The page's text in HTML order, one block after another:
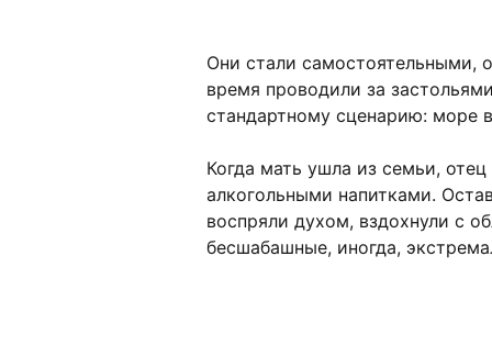
Они стали самостоятельными,
время проводили за
стандартному сценарию: море
Когда мать ушла из семьи,
алкогольными напитками.
воспряли духом, вздохнули с
бесшабашные, иногда,